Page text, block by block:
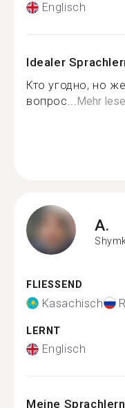
Englisch
Idealer
Кто угодно, но
вопрос...Mehr
A.
FLIESSEND
Kasachisch
LERNT
Englisch
Meine